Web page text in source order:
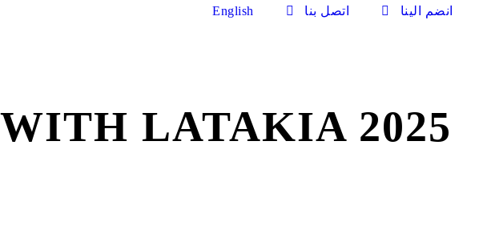
انضم الينا اتصل بنا English
WITH LATAKIA 2025